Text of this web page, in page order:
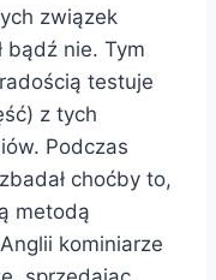
związek
bądź nie. Tym
testuje
z tych
Podczas
choćby to,
metodą
kominiarze